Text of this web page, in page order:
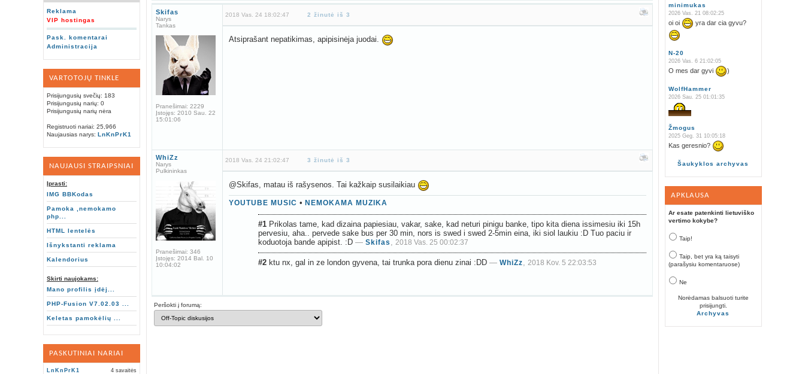
Reklama
VIP hostingas
Pask. komentarai
Administracija
VARTOTOJŲ TINKLE
Prisijungusių svečių: 183
Prisijungusių narių: 0
Prisijungusių narių nėra
Registruoti nariai: 25,966
Naujausias narys: LnKnPrK1
NAUJAUSI STRAIPSNIAI
Įprasti:
IMG BBKodas
Pamoka ,nemokamo
php...
HTML lentelės
Išnykstanti reklama
Kalendorius
Skirti naujokams:
Mano profilis įdėj...
PHP-Fusion V7.02.03 ...
Keletas pamokėlių ...
PASKUTINIAI NARIAI
LnKnPrK1
4 savaitės
minimukas
2026 Vas. 21 08:02:25
oi oi yra dar cia gyvu?
N-20
2026 Vas. 6 21:02:05
O mes dar gyvi )
WolfHammer
2026 Sau. 25 01:01:35
Žmogus
2025 Geg. 31 10:05:18
Kas geresnio?
Šaukyklos archyvas
APKLAUSA
Ar esate patenkinti lietuviško
vertimo kokybe?
Taip!
Taip, bet yra ką taisyti
(parašysiu komentaruose)
Ne
Norėdamas balsuoti turite
prisijungti.
Archyvas
Skifas
Narys
Tankas
Pranešimai: 2229
Įstojęs: 2010 Sau. 22
15:01:06
2018 Vas. 24 18:02:47 2 žinutė iš 3
Atsiprašant nepatikimas, apipisinėja juodai.
WhiZz
Narys
Pulkininkas
Pranešimai: 346
Įstojęs: 2014 Bal. 10
10:04:02
2018 Vas. 24 21:02:47 3 žinutė iš 3
@Skifas, matau iš rašysenos. Tai kažkaip susilaikiau
YOUTUBE MUSIC •NEMOKAMA MUZIKA
#1Prikolas tame, kad dizaina papiesiau, vakar, sake, kad neturi pinigu banke, tipo kita diena issimesiu iki 15h
pervesiu, aha.. pervede sake bus per 30 min, nors is swed i swed 2-5min eina, iki siol laukiu :D Tuo paciu ir
koduotoja bande apipist. :D— Skifas , 2018 Vas. 25 00:02:37
#2ktu nx, gal in ze london gyvena, tai trunka pora dienu zinai :DD— WhiZz, 2018 Kov. 5 22:03:53
Peršokti į forumą: